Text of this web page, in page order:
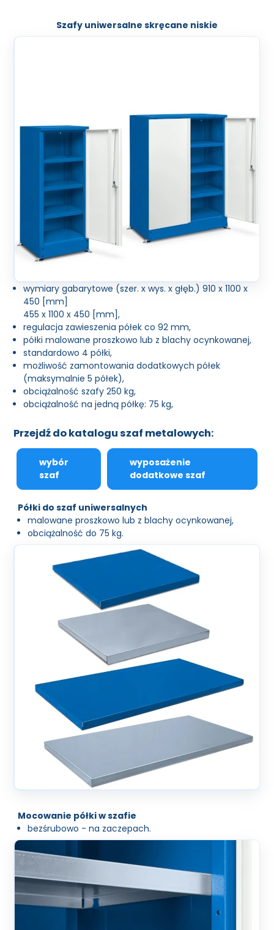
Szafy uniwersalne skręcane niskie
wymiary gabarytowe (szer. x wys. x głęb.) 910 x 1100 x
450 [mm]
455 x 1100 x 450 [mm],
regulacja zawieszenia półek co 92 mm,
półki malowane proszkowo lub z blachy ocynkowanej,
standardowo 4 półki,
możliwość zamontowania dodatkowych półek
(maksymalnie 5 półek),
obciążalność szafy 250 kg,
obciążalność na jedną półkę: 75 kg,
Przejdź do katalogu szaf metalowych:
wybór
szaf
wyposażenie
dodatkowe szaf
Półki do szaf uniwersalnych
malowane proszkowo lub z blachy ocynkowanej,
obciążalność do 75 kg.
Mocowanie półki w szafie
bezśrubowo - na zaczepach.